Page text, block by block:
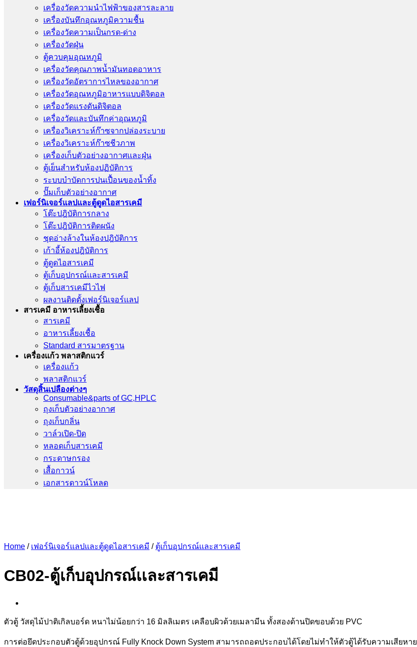
เครื่องวัดความนําไฟฟ้าของสารละลาย
เครื่องบันทึกอุณหภูมิความชื้น
เครื่องวัดความเป็นกรด-ด่าง
เครื่องวัดฝุ่น
ตู้ควบคุมอุณหภูมิ
เครื่องวัดคุณภาพน้ำมันทอดอาหาร
เครื่องวัดอัตราการไหลของอากาศ
เครื่องวัดอุณหภูมิอาหารแบบดิจิตอล
เครื่องวัดแรงดันดิจิตอล
เครื่องวัดและบันทึกค่าอุณหภูมิ
เครื่องวิเคราะห์ก๊าซจากปล่องระบาย
เครื่องวิเคราะห์ก๊าซชีวภาพ
เครื่องเก็บตัวอย่างอากาศเเละฝุ่น
ตู้เย็นสำหรับห้องปฏิบัติการ
ระบบบำบัดการปนเปื้อนของน้ำทิ้ง
ปั๊มเก็บตัวอย่างอากาศ
เฟอร์นิเจอร์แลปและตู้ดูดไอสารเคมี
โต๊ะปฎิบัติการกลาง
โต๊ะปฎิบัติการติดผนัง
ชุดอ่างล้างในห้องปฎิบัติการ
เก้าอี้ห้องปฎิบัติการ
ตู้ดูดไอสารเคมี
ตู้เก็บอุปกรณ์เเละสารเคมี
ตู้เก็บสารเคมีไวไฟ
ผลงานติดตั้งเฟอร์นิเจอร์เเลป
สารเคมี อาหารเลี้ยงเชื้อ
สารเคมี
อาหารเลี้ยงเชื้อ
Standard สารมาตรฐาน
เครื่องเเก้ว พลาสติกแวร์
เครื่องเเก้ว
พลาสติกแวร์
วัสดุสิ้นเปลืองต่างๆ
Consumable&parts of GC,HPLC
ถุงเก็บตัวอย่างอากาศ
ถุงเก็บกลิ่น
วาล์วเปิด-ปิด
หลอดเก็บสารเคมี
กระดาษกรอง
เสื้อกาวน์
เอกสารดาวน์โหลด
Home / เฟอร์นิเจอร์แลปและตู้ดูดไอสารเคมี / ตู้เก็บอุปกรณ์เเละสารเคมี
CB02-ตู้เก็บอุปกรณ์เเละสารเคมี
ตัวตู้ วัสดุไม้ปาติเกิลบอร์ด หนาไม่น้อยกว่า 16 มิลลิเมตร เคลือบผิวด้วยเมลามีน ทั้งสองด้านปิดขอบด้วย PVC
การต่อยึดประกอบตัวตู้ด้วยอุปกรณ์ Fully Knock Down System สามารถถอดประกอบได้โดยไม่ทำให้ตัวตู้ได้รับความเสียหาย